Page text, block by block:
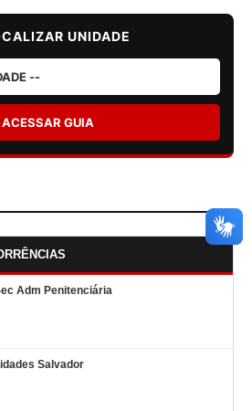
UNIDADE
ACESSAR GUIA
Adm Penitenciária
Salvador